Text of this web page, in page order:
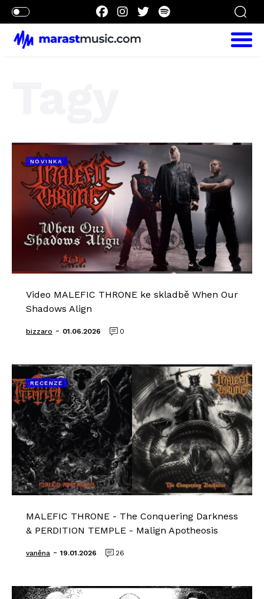
NOVINKA
Video MALEFIC THRONE ke skladbě When Our
Shadows Align
bizzaro - 01.06.2026 0
RECENZE
MALEFIC THRONE - The Conquering Darkness
& PERDITION TEMPLE - Malign Apotheosis
vaněna - 19.01.2026 26